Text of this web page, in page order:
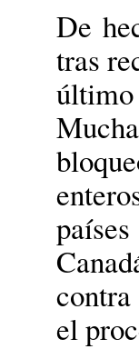
De
tras
último
el